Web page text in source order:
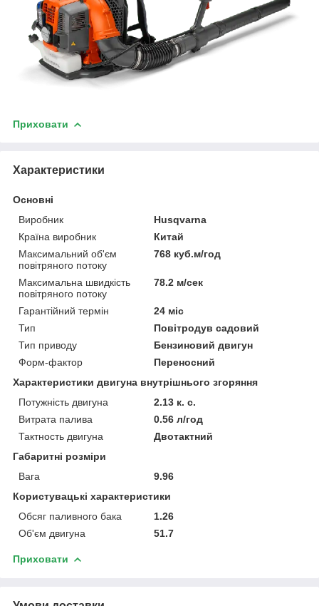
Приховати
Характеристики
Основні
Виробник
Husqvarna
Країна виробник
Китай
Максимальний об'єм
повітряного потоку
768 куб.м/год
Максимальна швидкість
повітряного потоку
78.2 м/сек
Гарантійний термін
24 міс
Тип
Повітродув садовий
Тип приводу
Бензиновий двигун
Форм-фактор
Переносний
Характеристики двигуна внутрішнього згоряння
Потужність двигуна
2.13 к. с.
Витрата палива
0.56 л/год
Тактность двигуна
Двотактний
Габаритні розміри
Вага
9.96
Користувацькі характеристики
Обсяг паливного бака
1.26
Об'єм двигуна
51.7
Приховати